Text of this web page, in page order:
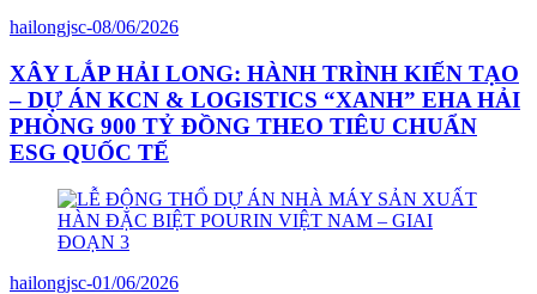
hailongjsc-08/06/2026
XÂY LẮP HẢI LONG: HÀNH TRÌNH KIẾN TẠO
– DỰ ÁN KCN & LOGISTICS “XANH” EHA HẢI
PHÒNG 900 TỶ ĐỒNG THEO TIÊU CHUẨN
ESG QUỐC TẾ
hailongjsc-01/06/2026